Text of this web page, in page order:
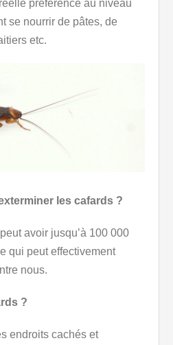
préférence au niveau
se nourrir de pâtes, de
etc.
les cafards ?
avoir jusqu’à 100 000
qui peut effectivement
nous.
?
endroits cachés et